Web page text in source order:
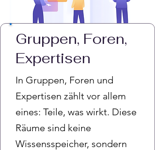
Gruppen, Foren,
Expertisen
In Gruppen, Foren und
Expertisen zählt vor allem
eines: Teile, was wirkt. Diese
Räume sind keine
Wissensspeicher, sondern